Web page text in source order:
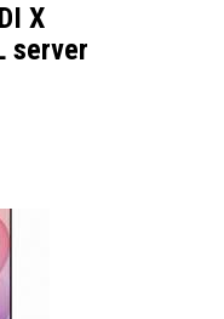
X
server